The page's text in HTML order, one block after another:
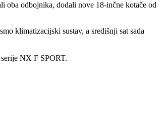
oba odbojnika, dodali nove 18-inčne kotače od
klimatizacijski sustav, a središnji sat sada
NX F SPORT.